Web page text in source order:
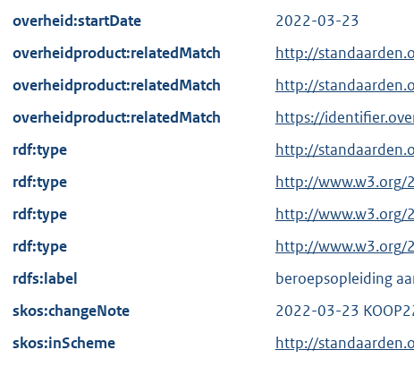
overheid:startDate
2022-03-23
overheidproduct:relatedMatch
http://
overheidproduct:relatedMatch
http://
overheidproduct:relatedMatch
https://
rdf:type
http://
rdf:type
E
x
e
r
n
l
http://www.w3.org/
rdf:type
E
x
e
r
n
http://www.w3.org/
rdf:type
E
x
e
r
http://www.w3.org/
rdfs:label
beroepsopleiding
skos:changeNote
2022-03-23
skos:inScheme
http://